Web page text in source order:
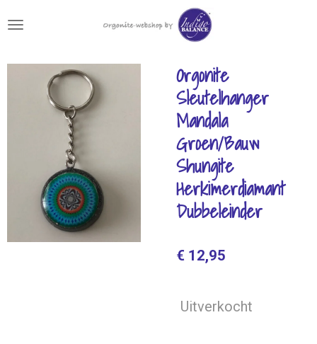
direct
de
hoofdinhoud
Orgonite
Sleutelhanger
Mandala
Groen/Bauw
Shungite
Herkimerdiamant
Dubbeleinder
€ 12,95
Uitverkocht